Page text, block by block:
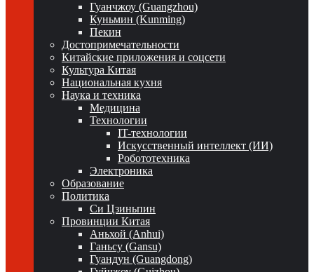
Гуанчжоу (Guangzhou)
Куньмин (Kunming)
Пекин
Достопримечательности
Китайские приложения и соцсети
Культура Китая
Национальная кухня
Наука и техника
Медицина
Технологии
IT-технологии
Искусственный интеллект (ИИ)
Робототехника
Электроника
Образование
Политика
Си Цзиньпин
Провинции Китая
Аньхой (Anhui)
Ганьсу (Gansu)
Гуандун (Guangdong)